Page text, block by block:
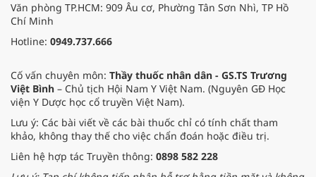
Văn phòng TP.HCM: 909 Âu cơ, Phường Tân Sơn Nhì, TP Hồ
Chí Minh
Hotline: 0949.737.666
Cố vấn chuyên môn: Thầy thuốc nhân dân - GS.TS Trương
Việt Bình – Chủ tịch Hội Nam Y Việt Nam. (Nguyên GĐ Học
viện Y Dược học cổ truyền Việt Nam).
Lưu ý: Các bài viết về các bài thuốc chỉ có tính chất tham
khảo, không thay thế cho việc chẩn đoán hoặc điều trị.
Liên hệ hợp tác Truyền thông: 0898 582 228